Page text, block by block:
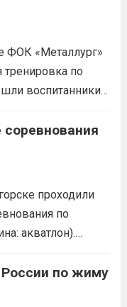
целью
сплочение
здорового
прохождения
ФОК «Металлург»
тренировка по
воспитанники
технику владения
коротких
соревнования
проходили
по
акватлон).
занял 1
тренер-
России по жиму